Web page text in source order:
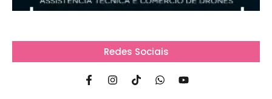
Redes Sociais